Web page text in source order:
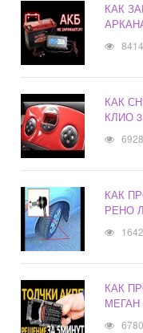
КАК
8414
КАК
КЛИО 3
6928
КАК
РЕНО
1642
КАК
МЕГАН
6780